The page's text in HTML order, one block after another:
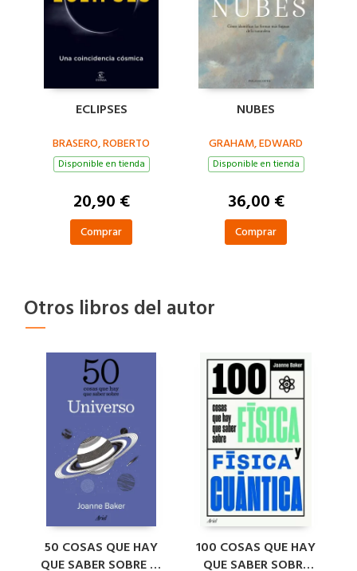
ECLIPSES
BRASERO, ROBERTO
Disponible en tienda
20,90 €
Comprar
NUBES
GRAHAM, EDWARD
Disponible en tienda
36,00 €
Comprar
Otros libros del autor
50 COSAS QUE HAY
QUE SABER SOBRE EL
100 COSAS QUE HAY
QUE SABER SOBRE